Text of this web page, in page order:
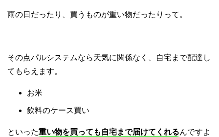
雨の日だったり、買うものが重い物だったりって。
その点パルシステムなら天気に関係なく、自宅まで配達し
てもらえます。
お米
飲料のケース買い
といった重い物を買っても自宅まで届けてくれるんですよ